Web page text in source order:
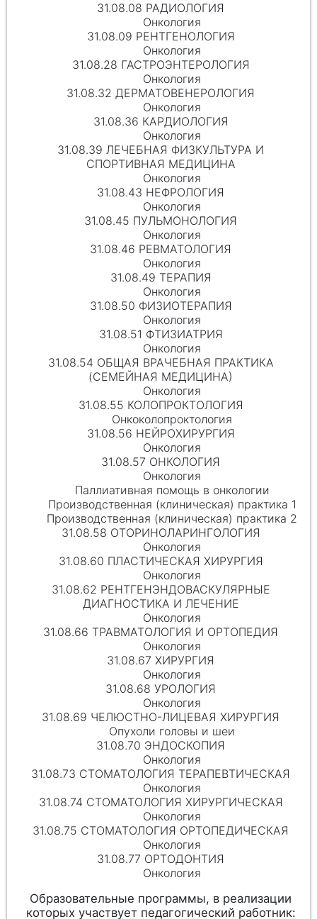
31.08.08 РАДИОЛОГИЯ
Онкология
31.08.09 РЕНТГЕНОЛОГИЯ
Онкология
31.08.28 ГАСТРОЭНТЕРОЛОГИЯ
Онкология
31.08.32 ДЕРМАТОВЕНЕРОЛОГИЯ
Онкология
31.08.36 КАРДИОЛОГИЯ
Онкология
31.08.39 ЛЕЧЕБНАЯ ФИЗКУЛЬТУРА И
СПОРТИВНАЯ МЕДИЦИНА
Онкология
31.08.43 НЕФРОЛОГИЯ
Онкология
31.08.45 ПУЛЬМОНОЛОГИЯ
Онкология
31.08.46 РЕВМАТОЛОГИЯ
Онкология
31.08.49 ТЕРАПИЯ
Онкология
31.08.50 ФИЗИОТЕРАПИЯ
Онкология
31.08.51 ФТИЗИАТРИЯ
Онкология
31.08.54 ОБЩАЯ ВРАЧЕБНАЯ ПРАКТИКА
(СЕМЕЙНАЯ МЕДИЦИНА)
Онкология
31.08.55 КОЛОПРОКТОЛОГИЯ
Онкоколопроктология
31.08.56 НЕЙРОХИРУРГИЯ
Онкология
31.08.57 ОНКОЛОГИЯ
Онкология
Паллиативная помощь в онкологии
Производственная (клиническая) практика 1
Производственная (клиническая) практика 2
31.08.58 ОТОРИНОЛАРИНГОЛОГИЯ
Онкология
31.08.60 ПЛАСТИЧЕСКАЯ ХИРУРГИЯ
Онкология
31.08.62 РЕНТГЕНЭНДОВАСКУЛЯРНЫЕ
ДИАГНОСТИКА И ЛЕЧЕНИЕ
Онкология
31.08.66 ТРАВМАТОЛОГИЯ И ОРТОПЕДИЯ
Онкология
31.08.67 ХИРУРГИЯ
Онкология
31.08.68 УРОЛОГИЯ
Онкология
31.08.69 ЧЕЛЮСТНО-ЛИЦЕВАЯ ХИРУРГИЯ
Опухоли головы и шеи
31.08.70 ЭНДОСКОПИЯ
Онкология
31.08.73 СТОМАТОЛОГИЯ ТЕРАПЕВТИЧЕСКАЯ
Онкология
31.08.74 СТОМАТОЛОГИЯ ХИРУРГИЧЕСКАЯ
Онкология
31.08.75 СТОМАТОЛОГИЯ ОРТОПЕДИЧЕСКАЯ
Онкология
31.08.77 ОРТОДОНТИЯ
Онкология